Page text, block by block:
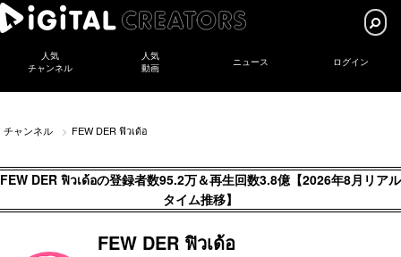
人気
チャンネル
人気
動画
ニュース ログイン
チャンネル FEW DER ฟิวเด้อ
FEW DER ฟิวเด้อの登録者数95.2万＆再生回数3.8億【2026年8月リアル
タイム推移】
FEW DER ฟิวเด้อ